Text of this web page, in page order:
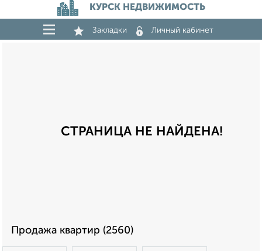
КУРСК НЕДВИЖИМОСТЬ
Закладки Личный кабинет
СТРАНИЦА НЕ НАЙДЕНА!
Продажа квартир (2560)